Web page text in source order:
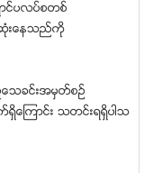
ာင္ပလပ္စတစ္
ဆံုးေနသည္ကို
ေသခင္းအမွတ္စဥ္
ရွိေၾကာင္း သတင္းရရွိပါသ